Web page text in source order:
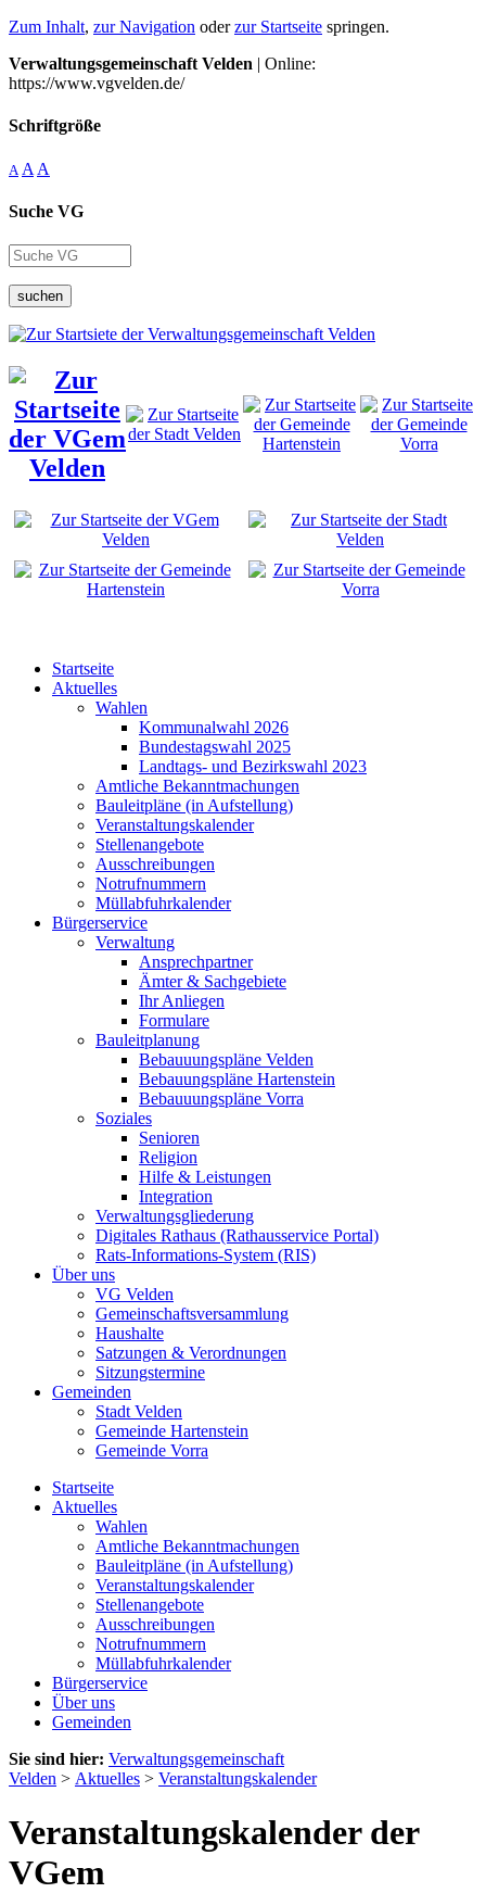
Zum Inhalt, zur Navigation oderzur Startseite springen.
Verwaltungsgemeinschaft Velden | Online:
https://www.vgvelden.de/
Schriftgröße
A A A
Suche VG
suchen
Startseite
Aktuelles
Wahlen
Kommunalwahl 2026
Bundestagswahl 2025
Landtags- und Bezirkswahl 2023
Amtliche Bekanntmachungen
Bauleitpläne (in Aufstellung)
Veranstaltungskalender
Stellenangebote
Ausschreibungen
Notrufnummern
Müllabfuhrkalender
Bürgerservice
Verwaltung
Ansprechpartner
Ämter & Sachgebiete
Ihr Anliegen
Formulare
Bauleitplanung
Bebauuungspläne Velden
Bebauungspläne Hartenstein
Bebauuungspläne Vorra
Soziales
Senioren
Religion
Hilfe & Leistungen
Integration
Verwaltungsgliederung
Digitales Rathaus (Rathausservice Portal)
Rats-Informations-System (RIS)
Über uns
VG Velden
Gemeinschaftsversammlung
Haushalte
Satzungen & Verordnungen
Sitzungstermine
Gemeinden
Stadt Velden
Gemeinde Hartenstein
Gemeinde Vorra
Startseite
Aktuelles
Wahlen
Amtliche Bekanntmachungen
Bauleitpläne (in Aufstellung)
Veranstaltungskalender
Stellenangebote
Ausschreibungen
Notrufnummern
Müllabfuhrkalender
Bürgerservice
Über uns
Gemeinden
Sie sind hier: Verwaltungsgemeinschaft
Velden > Aktuelles > Veranstaltungskalender
Veranstaltungskalender der
VGem